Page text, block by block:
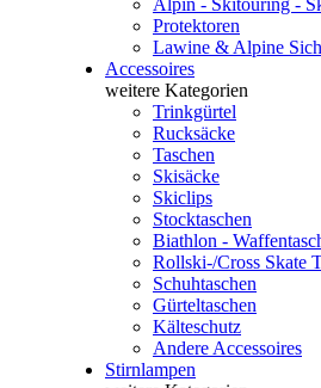
Alpin - Skitouring -
Protektoren
Lawine & Alpine
Accessoires
weitere Kategorien
Trinkgürtel
Rucksäcke
Taschen
Skisäcke
Skiclips
Stocktaschen
Biathlon -
Rollski-/Cross Skate
Schuhtaschen
Gürteltaschen
Kälteschutz
Andere Accessoires
Stirnlampen